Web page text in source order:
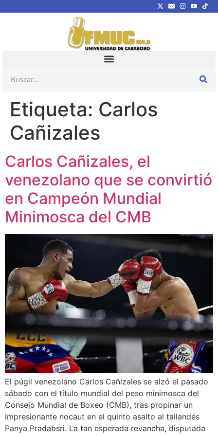
Etiqueta: Carlos
Cañizales
Carlos Cañizales, el
venezolano que se convirtió
en Campeón Mundial
Minimosca del CMB
El púgil venezolano Carlos Cañizales se alzó el pasado
sábado con el título mundial del peso minimosca del
Consejo Mundial de Boxeo (CMB), tras propinar un
impresionante nocaut en el quinto asalto al tailandés
Panya Pradabsri. La tan esperada revancha, disputada